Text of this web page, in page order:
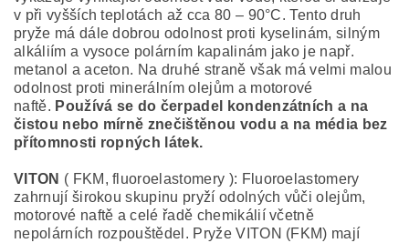
v při vyšších teplotách až cca 80 – 90°C. Tento druh
pryže má dále dobrou odolnost proti kyselinám, silným
alkáliím a vysoce polárním kapalinám jako je např.
metanol a aceton. Na druhé straně však má velmi malou
odolnost proti minerálním olejům a motorové
naftě. Používá se do čerpadel kondenzátních a na
čistou nebo mírně znečištěnou vodu a na média bez
přítomnosti ropných látek.
VITON ( FKM, fluoroelastomery ): Fluoroelastomery
zahrnují širokou skupinu pryží odolných vůči olejům,
motorové naftě a celé řadě chemikálií včetně
nepolárních rozpouštědel. Pryže VITON (FKM) mají